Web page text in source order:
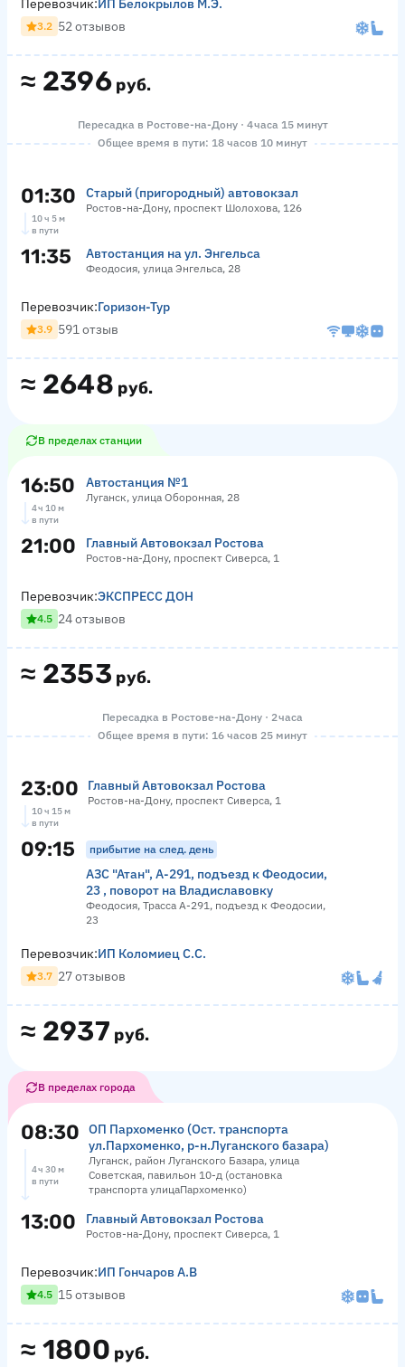
≈ 2396 руб.
Перевозчик:ИП Белокрылов М.Э.
3.2 52 отзывов
Пересадка в Ростове-на-Дону · 4 часа 15 минут
Общее время в пути: 18 часов 10 минут
01:30 Старый (пригородный) автовокзал
Ростов-на-Дону, проспект Шолохова, 126
10 ч 5 м
в пути
11:35 Автостанция на ул. Энгельса
Феодосия, улица Энгельса, 28
≈ 2648 руб.
Перевозчик:Горизон-Тур
3.9 591 отзыв
В пределах станции
16:50 Автостанция №1
Луганск, улица Оборонная, 28
4 ч 10 м
в пути
21:00 Главный Автовокзал Ростова
Ростов-на-Дону, проспект Сиверса, 1
≈ 2353 руб.
Перевозчик:ЭКСПРЕСС ДОН
4.5 24 отзывов
Пересадка в Ростове-на-Дону · 2 часа
Общее время в пути: 16 часов 25 минут
23:00 Главный Автовокзал Ростова
Ростов-на-Дону, проспект Сиверса, 1
10 ч 15 м
в пути
09:15 прибытие на след. день
АЗС "Атан", А-291, подъезд к Феодосии,
23 , поворот на Владиславовку
Феодосия, Трасса А-291, подъезд к Феодосии,
23
≈ 2937 руб.
Перевозчик:ИП Коломиец С.С.
3.7 27 отзывов
В пределах города
08:30
ОП Пархоменко (Ост. транспорта
ул.Пархоменко, р-н.Луганского базара)
Луганск, район Луганского Базара, улица
Советская, павильон 10-д (остановка
транспорта улицаПархоменко)
4 ч 30 м
в пути
13:00 Главный Автовокзал Ростова
Ростов-на-Дону, проспект Сиверса, 1
≈ 1800 руб.
Перевозчик:ИП Гончаров А.В
4.5 15 отзывов